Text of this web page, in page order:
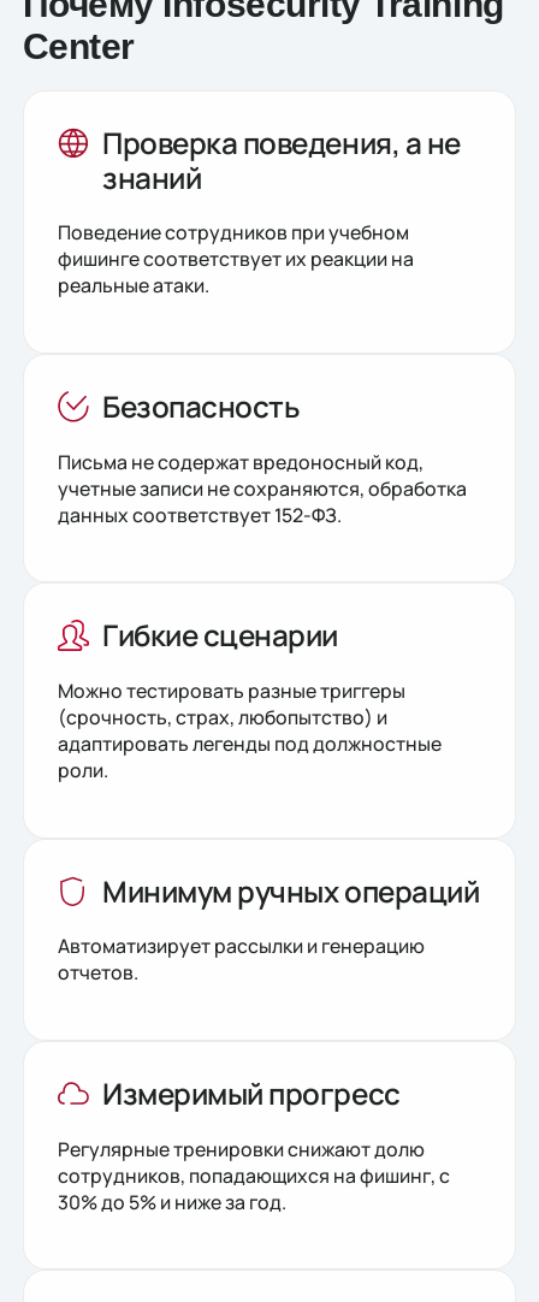
Center
Проверка поведения, а не
знаний
Поведение сотрудников при учебном
фишинге соответствует их реакции на
реальные атаки.
Безопасность
Письма не содержат вредоносный код,
учетные записи не сохраняются, обработка
данных соответствует 152-ФЗ.
Гибкие сценарии
Можно тестировать разные триггеры
(срочность, страх, любопытство) и
адаптировать легенды под должностные
роли.
Минимум ручных операций
Автоматизирует рассылки и генерацию
отчетов.
Измеримый прогресс
Регулярные тренировки снижают долю
сотрудников, попадающихся на фишинг, с
30% до 5% и ниже за год.